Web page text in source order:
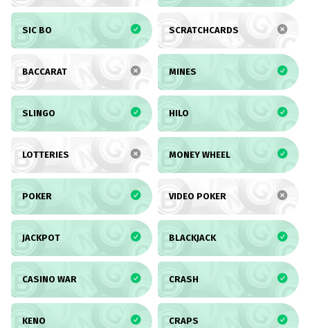
SIC BO SCRATCHCARDS
BACCARAT MINES
SLINGO HILO
LOTTERIES MONEY WHEEL
POKER VIDEO POKER
JACKPOT BLACKJACK
CASINO WAR CRASH
KENO CRAPS